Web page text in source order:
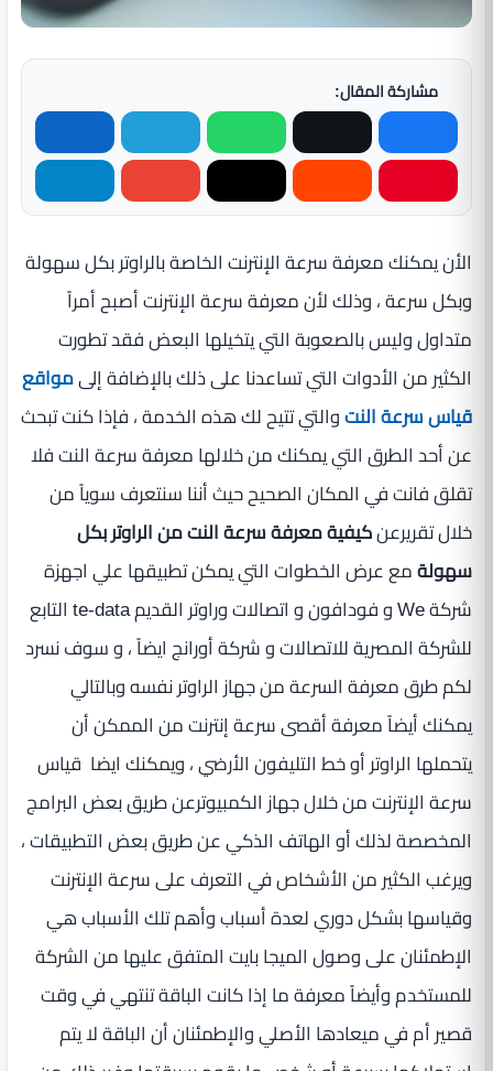
مشاركة المقال:
الأن يمكنك معرفة سرعة الإنترنت الخاصة بالراوتر بكل سهولة
وبكل سرعة ، وذلك لأن معرفة سرعة الإنترنت أصبح أمراً
متداول وليس بالصعوبة التي يتخيلها البعض فقد تطورت
الكثير من الأدوات التي تساعدنا على ذلك بالإضافة إلىمواقع
قياس سرعة النتوالتي تتيح لك هذه الخدمة ، فإذا كنت تبحث
عن أحد الطرق التي يمكنك من خلالها معرفة سرعة النت فلا
تقلق فانت في المكان الصحيح حيث أننا سنتعرف سوياً من
خلال تقريرعنكيفية معرفة سرعة النت من الراوتر بكل
سهولةمع عرض الخطوات التي يمكن تطبيقها علي اجهزة
شركة We و فودافون و اتصالات وراوتر القديم te-data التابع
للشركة المصرية للاتصالات و شركة أورانج ايضاً، و سوف نسرد
لكم طرق معرفة السرعة من جهاز الراوتر نفسه وبالتالي
يمكنك أيضاً معرفة أقصى سرعة إنترنت من الممكن أن
يتحملها الراوتر أو خط التليفون الأرضي ، ويمكنك ايضا قياس
سرعة الإنترنت من خلال جهاز الكمبيوترعن طريق بعض البرامج
المخصصة لذلك أو الهاتف الذكي عن طريق بعض التطبيقات ،
ويرغب الكثير من الأشخاص في التعرف على سرعة الإنترنت
وقياسها بشكل دوري لعدة أسباب وأهم تلك الأسباب هي
الإطمئنان على وصول الميجا بايت المتفق عليها من الشركة
للمستخدم وأيضاً معرفة ما إذا كانت الباقة تنتهي في وقت
قصير أم في ميعادها الأصلي والإطمئنان أن الباقة لا يتم